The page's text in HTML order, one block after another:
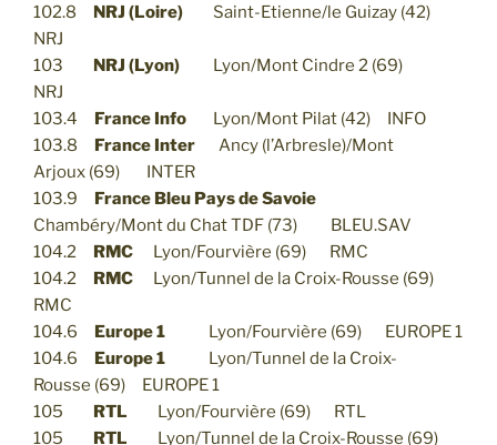
102.8 NRJ (Loire) Saint-Etienne/le Guizay (42)
NRJ
103 NRJ (Lyon) Lyon/Mont Cindre 2 (69)
NRJ
103.4 France Info Lyon/Mont Pilat (42) INFO
103.8 France Inter Ancy (l’Arbresle)/Mont
Arjoux (69) INTER
103.9 France Bleu Pays de Savoie
Chambéry/Mont du Chat TDF (73) BLEU.SAV
104.2 RMC Lyon/Fourvière (69) RMC
104.2 RMC Lyon/Tunnel de la Croix-Rousse (69)
RMC
104.6 Europe 1 Lyon/Fourvière (69) EUROPE 1
104.6 Europe 1 Lyon/Tunnel de la Croix-
Rousse (69) EUROPE 1
105 RTL Lyon/Fourvière (69) RTL
105 RTL Lyon/Tunnel de la Croix-Rousse (69)